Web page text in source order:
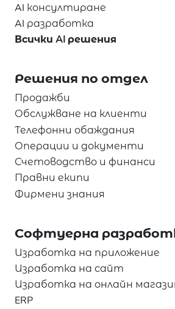
AI консултиране
AI разработка
Всички AI решения
Решения по отдел
Продажби
Обслужване на клиенти
Телефонни обаждания
Операции и документи
Счетоводство и финанси
Правни екипи
Фирмени знания
Софтуерна
Изработка на приложение
Изработка на сайт
Изработка на онлайн
ERP